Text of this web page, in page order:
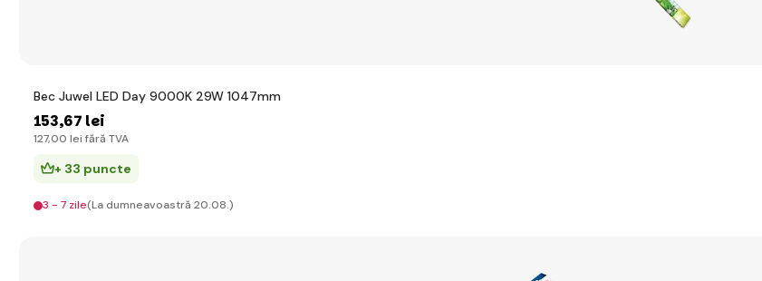
Bec Juwel LED Day 9000K 29W 1047mm
153,67 lei
127,00 lei fără TVA
+ 33 puncte
3 - 7 zile(La dumneavoastră 20.08.)